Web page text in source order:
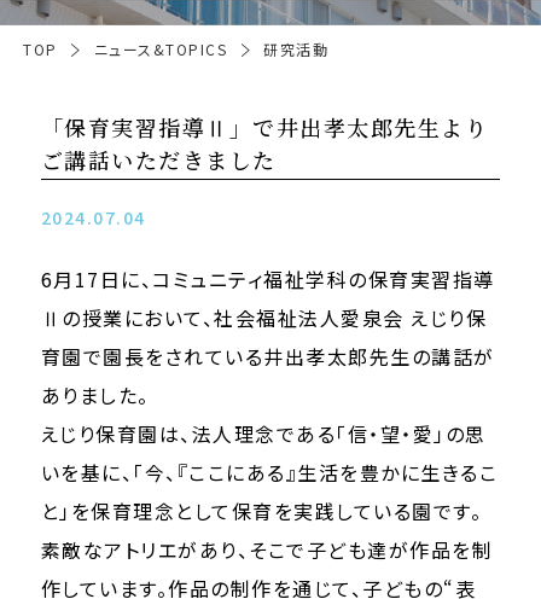
TOP ニュース&TOPICS 研究活動
「保育実習指導Ⅱ」で井出孝太郎先生より
ご講話いただきました
2024.07.04
6月17日に、コミュニティ福祉学科の保育実習指導
Ⅱの授業において、社会福祉法人愛泉会 えじり保
育園で園長をされている井出孝太郎先生の講話が
ありました。
えじり保育園は、法人理念である「信・望・愛」の思
いを基に、「今、『ここにある』生活を豊かに生きるこ
と」を保育理念として保育を実践している園です。
素敵なアトリエがあり、そこで子ども達が作品を制
作しています。作品の制作を通じて、子どもの“表